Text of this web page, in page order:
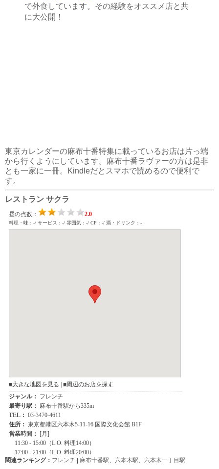
で外食しています。その経験をオススメ店と共
に大公開！
東京カレンダーの麻布十番特集に載っているお店は片っ端
から行くようにしています。麻布十番ラヴァーの方は是非
とも一家に一冊。Kindleだとスマホで読めるので便利で
す。
レストラン サクラ
関連ランキング： フレンチ | 麻布十番駅 六本木駅 六本木一丁目駅